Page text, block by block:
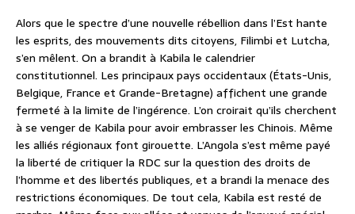
Alors que le spectre d’une nouvelle rébellion dans l’Est hante
les esprits, des mouvements dits citoyens, Filimbi et Lutcha,
s’en mêlent. On a brandit à Kabila le calendrier
constitutionnel. Les principaux pays occidentaux (États-Unis,
Belgique, France et Grande-Bretagne) affichent une grande
fermeté à la limite de l’ingérence. L’on croirait qu’ils cherchent
à se venger de Kabila pour avoir embrasser les Chinois. Même
les alliés régionaux font girouette. L’Angola s’est même payé
la liberté de critiquer la RDC sur la question des droits de
l’homme et des libertés publiques, et a brandi la menace des
restrictions économiques. De tout cela, Kabila est resté de